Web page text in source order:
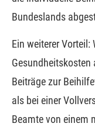
Bundeslands
Ein weiterer Vorteil:
Beiträge zur
als bei einer
Beamte von einem